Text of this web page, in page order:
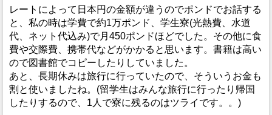
レートによって日本円の金額が違うのでポンドでお話する
と、私の時は学費で約1万ポンド、学生寮(光熱費、水道
代、ネット代込み)で月450ポンドほどでした。その他に食
費や交際費、携帯代などがかかると思います。書籍は高い
ので図書館でコピーしたりしていました。
あと、長期休みは旅行に行っていたので、そういうお金も
割と使いましたね。(留学生はみんな旅行に行ったり帰国
したりするので、1人で寮に残るのはツライです。。)